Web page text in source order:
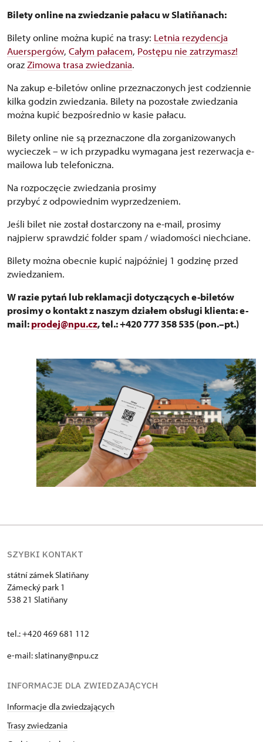
Bilety online na zwiedzanie pałacu w Slatiňanach:
Bilety online można kupić na trasy: Letnia rezydencja
Auerspergów, Całym pałacem, Postępu nie zatrzymasz!
oraz Zimowa trasa zwiedzania.
Na zakup e-biletów online przeznaczonych jest codziennie
kilka godzin zwiedzania. Bilety na pozostałe zwiedzania
można kupić bezpośrednio w kasie pałacu.
Bilety online nie są przeznaczone dla zorganizowanych
wycieczek – w ich przypadku wymagana jest rezerwacja e-
mailowa lub telefoniczna.
Na rozpoczęcie zwiedzania prosimy
przybyć z odpowiednim wyprzedzeniem.
Jeśli bilet nie został dostarczony na e-mail, prosimy
najpierw sprawdzić folder spam / wiadomości niechciane.
Bilety można obecnie kupić najpóźniej 1 godzinę przed
zwiedzaniem.
W razie pytań lub reklamacji dotyczących e-biletów
prosimy o kontakt z naszym działem obsługi klienta: e-
mail:prodej@npu.cz, tel.: +420 777 358 535 (pon.–pt.)
SZYBKI KONTAKT
státní zámek Slatiňany
Zámecký park 1
538 21 Slatiňany
tel.: +420 469 681 112
e-mail: slatinany@npu.cz
INFORMACJE DLA ZWIEDZAJĄCYCH
Informacje dla zwiedzających
Trasy zwiedzania